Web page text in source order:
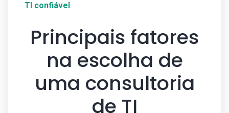
TI confiável.
Principais fatores
na escolha de
uma consultoria
de TI